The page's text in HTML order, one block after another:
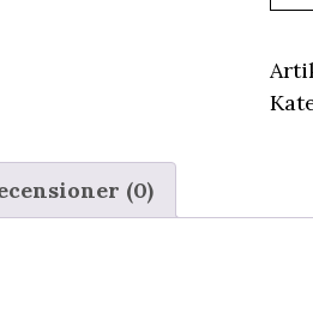
(0)